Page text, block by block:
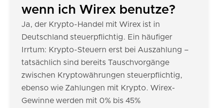
wenn ich Wirex benutze?
Ja, der Krypto-Handel mit Wirex ist in
Deutschland steuerpflichtig. Ein häufiger
Irrtum: Krypto-Steuern erst bei Auszahlung –
tatsächlich sind bereits Tauschvorgänge
zwischen Kryptowährungen steuerpflichtig,
ebenso wie Zahlungen mit Krypto. Wirex-
Gewinne werden mit 0% bis 45%